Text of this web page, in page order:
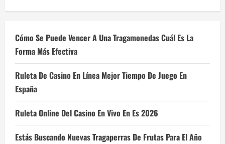
Cómo Se Puede Vencer A Una Tragamonedas Cuál Es La
Forma Más Efectiva
Ruleta De Casino En Línea Mejor Tiempo De Juego En
España
Ruleta Online Del Casino En Vivo En Es 2026
Estás Buscando Nuevas Tragaperras De Frutas Para El Año